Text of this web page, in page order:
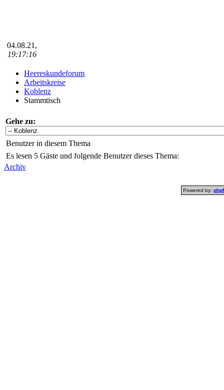
04.08.21,
19:17:16
Heereskundeforum
Arbeitskreise
Koblenz
Stammtisch
Gehe zu:
Benutzer in diesem Thema
Es lesen 5 Gäste und folgende Benutzer dieses Thema:
Archiv
Powered by: